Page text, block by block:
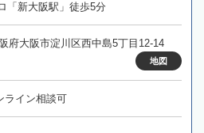
「新大阪駅」徒歩5分
府大阪市淀川区西中島5丁目12-14
地図
ライン相談可